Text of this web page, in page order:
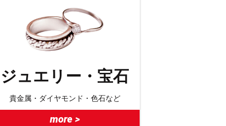
ジュエリー・宝石
貴金属・ダイヤモンド・色石など
more >